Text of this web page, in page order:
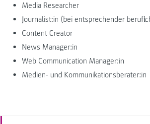
Media Researcher
Journalist:in (bei entsprechender
Content Creator
News Manager:in
Web Communication Manager:in
Medien- und Kommunikationsberater:in